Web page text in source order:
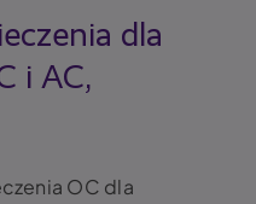
dla
i AC,
OC dla